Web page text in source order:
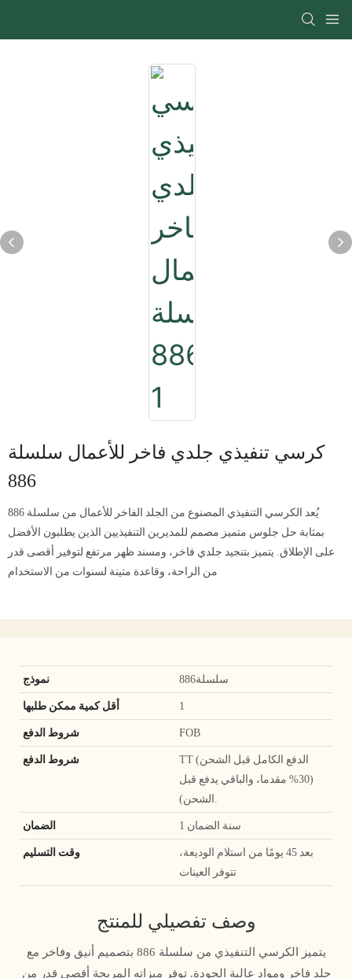
كرسي تنفيذي جلدي فاخر للأعمال سلسلة
886
يُعد الكرسي التنفيذي المصنوع من الجلد الفاخر للأعمال من سلسلة 886
بمثابة حل جلوس متميز مصمم للمديرين التنفيذيين الذين يطلبون الأفضل
على الإطلاق. يتميز بتنجيد جلدي فاخر، ومسند ظهر مرتفع لتوفير أقصى قدر
من الراحة، وقاعدة متينة لسنوات من الاستخدام
سلسلة886
1
FOB
TT (الدفع الكامل قبل الشحن
(30% مقدما، والباقي يدفع قبل
الشحن).
1 سنة الضمان
بعد 45 يومًا من استلام الوديعة،
تتوفر العينات
وصف تفصيلي للمنتج
يتميز الكرسي التنفيذي من سلسلة 886 بتصميم أنيق وفاخر مع
جلد فاخر ومواد عالية الجودة. توفر ميزاته المريحة أقصى قدر من